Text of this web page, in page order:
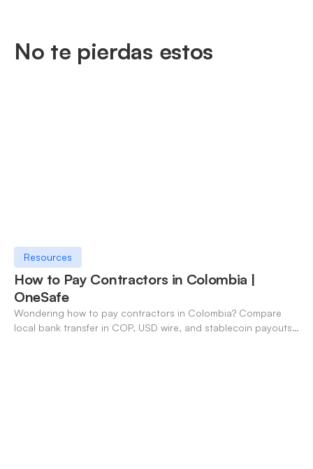
No te pierdas estos
Resources
How to Pay Contractors in Colombia |
OneSafe
Wondering how to pay contractors in Colombia? Compare
local bank transfer in COP, USD wire, and stablecoin payouts.